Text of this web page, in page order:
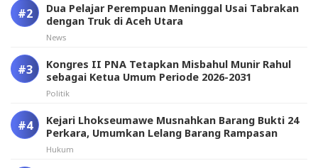
Dua Pelajar Perempuan Meninggal Usai Tabrakan
dengan Truk di Aceh Utara
News
Kongres II PNA Tetapkan Misbahul Munir Rahul
sebagai Ketua Umum Periode 2026-2031
Politik
Kejari Lhokseumawe Musnahkan Barang Bukti 24
Perkara, Umumkan Lelang Barang Rampasan
Hukum